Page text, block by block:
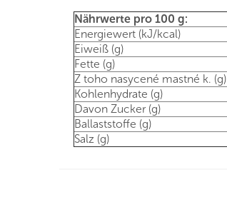
Nährwerte pro 100 g:
Energiewert (kJ/kcal)
Eiweiß (g)
Fette (g)
Z toho nasycené mastné k. (g)
Kohlenhydrate (g)
Davon Zucker (g)
Ballaststoffe (g)
Salz (g)